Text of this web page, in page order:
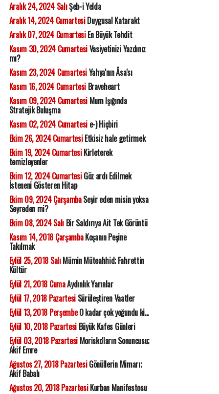
Aralık 24, 2024 SalıŞeb-i Yelda
Aralık 14, 2024 CumartesiDuygusal Katarakt
Aralık 07, 2024 CumartesiEn Büyük Tehdit
Kasım 30, 2024 CumartesiVasiyetinizi Yazdınız
mı?
Kasım 23, 2024 CumartesiYahya'nın Âsa'sı
Kasım 16, 2024 CumartesiBraveheart
Kasım 09, 2024 CumartesiMum Işığında
Stratejik Buluşma
Kasım 02, 2024 Cumartesie-) Hiçbiri
Ekim 26, 2024 CumartesiEtkisiz hale getirmek
Ekim 19, 2024 CumartesiKirleterek
temizleyenler
Ekim 12, 2024 CumartesiGöz ardı Edilmek
İsteneni Gösteren Hitap
Ekim 09, 2024 ÇarşambaSeyir eden misin yoksa
Seyreden mi?
Ekim 08, 2024 SalıBir Saldırıya Ait Tek Görüntü
Kasım 14, 2018 ÇarşambaKoşanın Peşine
Takılmak
Eylül 25, 2018 SalıMümin Müteahhid; Fahrettin
Kültür
Eylül 21, 2018 CumaAydınlık Yarınlar
Eylül 17, 2018 PazartesiSürüleştiren Vaatler
Eylül 13, 2018 PerşembeO kadar çok yoğundu ki...
Eylül 10, 2018 PazartesiBüyük Kafes Günleri
Eylül 03, 2018 PazartesiMorisko'ların Sonuncusu;
Akif Emre
Ağustos 27, 2018 PazartesiGönüllerin Mimarı;
Akif Babalı
Ağustos 20, 2018 PazartesiKurban Manifestosu